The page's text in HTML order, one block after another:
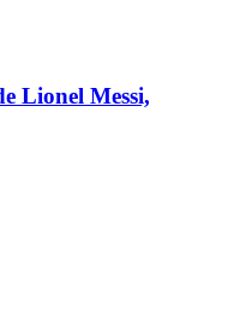
Lionel Messi,